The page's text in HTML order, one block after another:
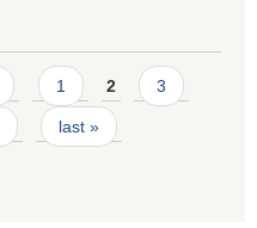
1 2 3
last »